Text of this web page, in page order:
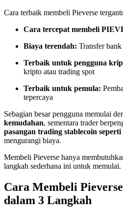
Menjadi Pedagang Salinan
Nikmati pembagian
Informasi
Cara terbaik membeli Pieverse
Cara tercepat membeli
Biaya terendah: Transfer
Terbaik untuk pengguna
kripto atau trading spot
Terbaik untuk pemula:
tepercaya
Sebagian besar pengguna memulai
kemudahan, sementara trader
pasangan trading stablecoin
mengurangi biaya.
Membeli Pieverse hanya
langkah sederhana ini untuk memulai.
Cara Membeli
dalam 3 Langkah